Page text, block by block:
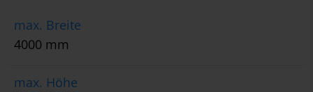
max. Breite
4000 mm
max. Höhe